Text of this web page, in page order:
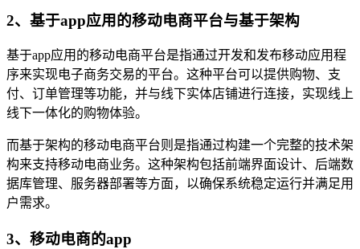
2、基于app应用的移动电商平台与基于架构
基于app应用的移动电商平台是指通过开发和发布移动应用程
序来实现电子商务交易的平台。这种平台可以提供购物、支
付、订单管理等功能，并与线下实体店铺进行连接，实现线上
线下一体化的购物体验。
而基于架构的移动电商平台则是指通过构建一个完整的技术架
构来支持移动电商业务。这种架构包括前端界面设计、后端数
据库管理、服务器部署等方面，以确保系统稳定运行并满足用
户需求。
3、移动电商的app